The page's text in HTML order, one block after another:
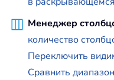
Менеджер
количество
Переключить
Сравнить